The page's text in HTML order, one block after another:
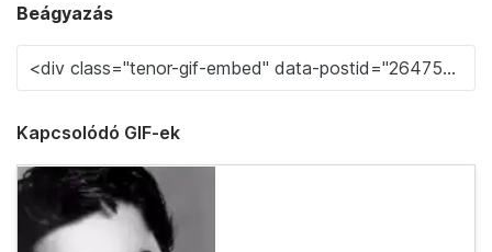
Beágyazás
Kapcsolódó GIF-ek